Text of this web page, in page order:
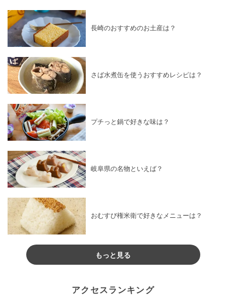
長崎のおすすめのお土産は？
さば水煮缶を使うおすすめレシピは？
プチっと鍋で好きな味は？
岐阜県の名物といえば？
おむすび権米衛で好きなメニューは？
もっと見る
アクセスランキング